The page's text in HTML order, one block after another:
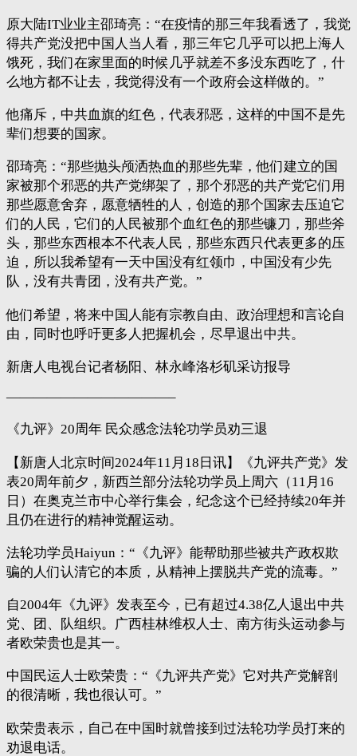
原大陆IT业业主邵琦亮：“在疫情的那三年我看透了，我觉
得共产党没把中国人当人看，那三年它几乎可以把上海人
饿死，我们在家里面的时候几乎就差不多没东西吃了，什
么地方都不让去，我觉得没有一个政府会这样做的。”
他痛斥，中共血旗的红色，代表邪恶，这样的中国不是先
辈们想要的国家。
邵琦亮：“那些抛头颅洒热血的那些先辈，他们建立的国
家被那个邪恶的共产党绑架了，那个邪恶的共产党它们用
那些愿意舍弃，愿意牺牲的人，创造的那个国家去压迫它
们的人民，它们的人民被那个血红色的那些镰刀，那些斧
头，那些东西根本不代表人民，那些东西只代表更多的压
迫，所以我希望有一天中国没有红领巾，中国没有少先
队，没有共青团，没有共产党。”
他们希望，将来中国人能有宗教自由、政治理想和言论自
由，同时也呼吁更多人把握机会，尽早退出中共。
新唐人电视台记者杨阳、林永峰洛杉矶采访报导
————————————–
《九评》20周年 民众感念法轮功学员劝三退
【新唐人北京时间2024年11月18日讯】《九评共产党》发
表20周年前夕，新西兰部分法轮功学员上周六（11月16
日）在奥克兰市中心举行集会，纪念这个已经持续20年并
且仍在进行的精神觉醒运动。
法轮功学员Haiyun：“《九评》能帮助那些被共产政权欺
骗的人们认清它的本质，从精神上摆脱共产党的流毒。”
自2004年《九评》发表至今，已有超过4.38亿人退出中共
党、团、队组织。广西桂林维权人士、南方街头运动参与
者欧荣贵也是其一。
中国民运人士欧荣贵：“《九评共产党》它对共产党解剖
的很清晰，我也很认可。”
欧荣贵表示，自己在中国时就曾接到过法轮功学员打来的
劝退电话。